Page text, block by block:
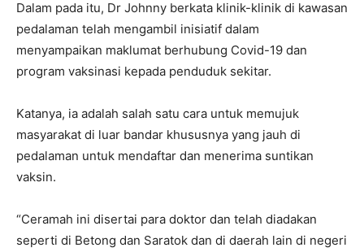
Dalam pada itu, Dr Johnny berkata klinik-klinik di kawasan
pedalaman telah mengambil inisiatif dalam
menyampaikan maklumat berhubung Covid-19 dan
program vaksinasi kepada penduduk sekitar.
Katanya, ia adalah salah satu cara untuk memujuk
masyarakat di luar bandar khususnya yang jauh di
pedalaman untuk mendaftar dan menerima suntikan
vaksin.
“Ceramah ini disertai para doktor dan telah diadakan
seperti di Betong dan Saratok dan di daerah lain di negeri